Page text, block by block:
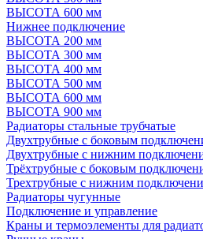
ВЫСОТА 600 мм
Нижнее подключение
ВЫСОТА 200 мм
ВЫСОТА 300 мм
ВЫСОТА 400 мм
ВЫСОТА 500 мм
ВЫСОТА 600 мм
ВЫСОТА 900 мм
Радиаторы стальные трубчатые
Двухтрубные с боковым
Двухтрубные с нижним
Трёхтрубные с боковым
Трехтрубные с нижним
Радиаторы чугунные
Подключение и управление
Краны и термоэлементы для